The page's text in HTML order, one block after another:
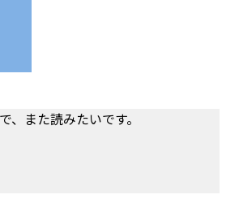
、また読みたいです。